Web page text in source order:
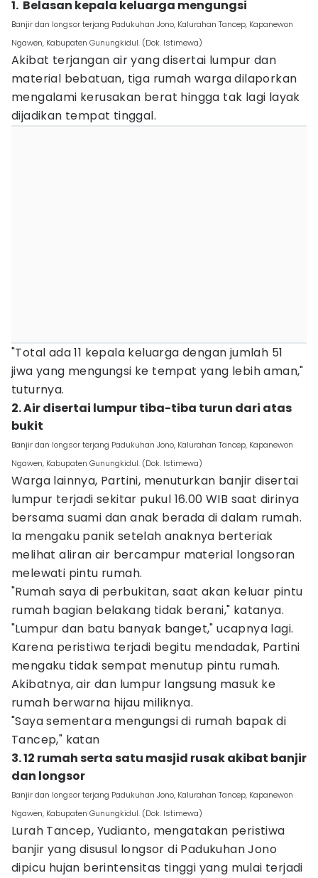
1. ‎ Belasan kepala keluarga mengungsi
Banjir dan longsor terjang Padukuhan Jono, Kalurahan Tancep, Kapanewon
Ngawen, Kabupaten Gunungkidul. (Dok. Istimewa)
Akibat terjangan air yang disertai lumpur dan
material bebatuan, tiga rumah warga dilaporkan
mengalami kerusakan berat hingga tak lagi layak
dijadikan tempat tinggal.
‎"Total ada 11 kepala keluarga dengan jumlah 51
jiwa yang mengungsi ke tempat yang lebih aman,"
tuturnya.
2. ‎Air disertai lumpur tiba-tiba turun dari atas
bukit
Banjir dan longsor terjang Padukuhan Jono, Kalurahan Tancep, Kapanewon
Ngawen, Kabupaten Gunungkidul. (Dok. Istimewa)
Warga lainnya, Partini, menuturkan banjir disertai
lumpur terjadi sekitar pukul 16.00 WIB saat dirinya
bersama suami dan anak berada di dalam rumah.
Ia mengaku panik setelah anaknya berteriak
melihat aliran air bercampur material longsoran
melewati pintu rumah.
‎"Rumah saya di perbukitan, saat akan keluar pintu
rumah bagian belakang tidak berani," katanya.
‎"Lumpur dan batu banyak banget," ucapnya lagi.
Karena peristiwa terjadi begitu mendadak, Partini
mengaku tidak sempat menutup pintu rumah.
Akibatnya, air dan lumpur langsung masuk ke
rumah berwarna hijau miliknya.
‎"Saya sementara mengungsi di rumah bapak di
Tancep," katan
3. 12 rumah serta satu masjid rusak akibat banjir
dan longsor
Banjir dan longsor terjang Padukuhan Jono, Kalurahan Tancep, Kapanewon
Ngawen, Kabupaten Gunungkidul. (Dok. Istimewa)
Lurah Tancep, Yudianto, mengatakan peristiwa
banjir yang disusul longsor di Padukuhan Jono
dipicu hujan berintensitas tinggi yang mulai terjadi